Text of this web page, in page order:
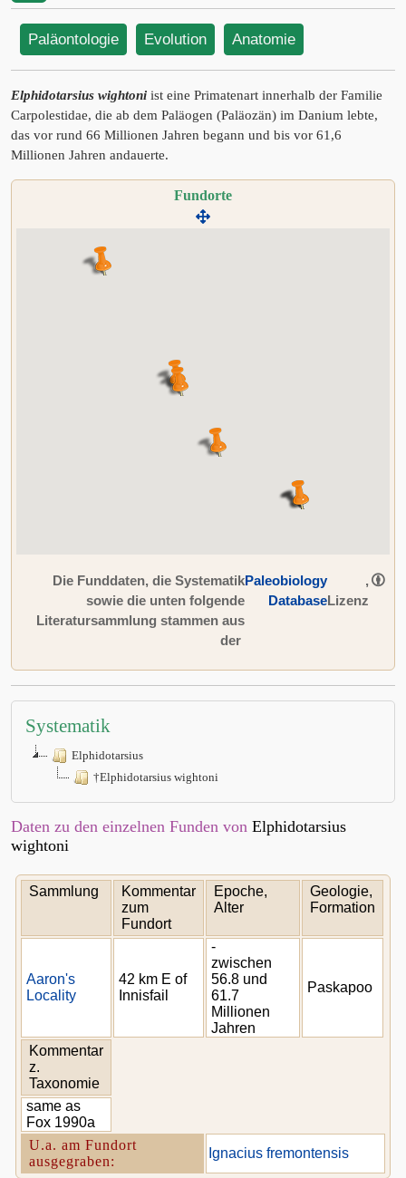
Paläontologie Evolution Anatomie
Elphidotarsius wightoni ist eine Primatenart innerhalb der Familie
Carpolestidae, die ab dem Paläogen (Paläozän) im Danium lebte,
das vor rund 66 Millionen Jahren begann und bis vor 61,6
Millionen Jahren andauerte.
Fundorte
Die Funddaten, die Systematik
sowie die unten folgende
Literatursammlung stammen aus
der
Paleobiology
Database
,
Lizenz
Systematik
Elphidotarsius
†Elphidotarsius wightoni
Daten zu den einzelnen Funden von Elphidotarsius
wightoni
Sammlung
Kommentar
zum
Fundort
Epoche,
Alter
Geologie,
Formation
Aaron's
Locality
42 km E of
Innisfail
-
zwischen
56.8 und
61.7
Millionen
Jahren
Paskapoo
Kommentar
z.
Taxonomie
same as
Fox 1990a
U.a. am Fundort
ausgegraben:
Ignacius fremontensis